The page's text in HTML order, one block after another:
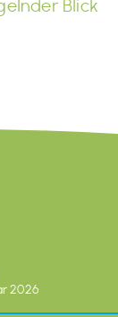
Blick
2026